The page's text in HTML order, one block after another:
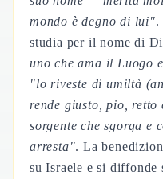
mondo è degno di lui".
studia per il nome di
uno che ama il Luogo
"lo riveste di umiltà (
rende giusto, pio, retto
sorgente che sgorga e
arresta". La
su Israele e si diffonde